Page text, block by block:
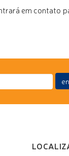
em contato